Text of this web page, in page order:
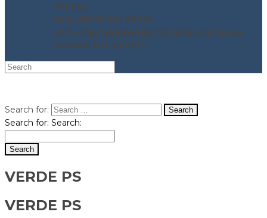
SAPERE
FAQ UNI EN ISO 37001
FAQ – Valutazione Rischio incendio nuovo
Decreto DM 03/06/21
Search for:
Search for: Search:
VERDE PS
VERDE PS